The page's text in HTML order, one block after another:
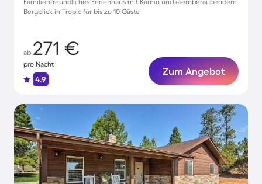
Bergblick in Tropic für bis zu 10 Gäste
ab 271 €
pro Nacht
4.9
Zum Angebot